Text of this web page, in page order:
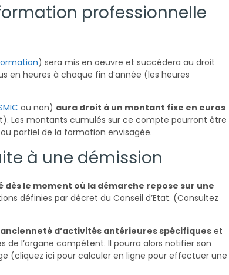
professionnelle
) sera mis en oeuvre et succédera au droit
en heures à chaque fin d’année (les heures
ou non) aura droit à un montant fixe en euros
Les montants cumulés sur ce compte pourront être
partiel de la formation envisagée.
à une démission
dès le moment où la démarche repose sur une
définies par décret du Conseil d’Etat. (Consultez
d’activités antérieures spécifiqueset
de l’organe compétent. Il pourra alors notifier son
(cliquez ici pour calculer en ligne pour effectuer une